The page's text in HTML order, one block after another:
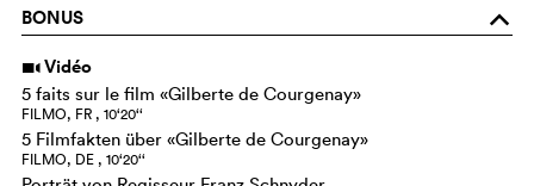
BONUS o
i Vidéo
5 faits sur le film «Gilberte de Courgenay»
FILMO, FR , 10‘20‘‘
5 Filmfakten über «Gilberte de Courgenay»
FILMO, DE , 10‘20‘‘